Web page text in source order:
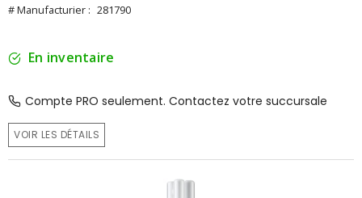
# Manufacturier : 281790
En inventaire
Compte PRO seulement. Contactez votre succursale
VOIR LES DÉTAILS